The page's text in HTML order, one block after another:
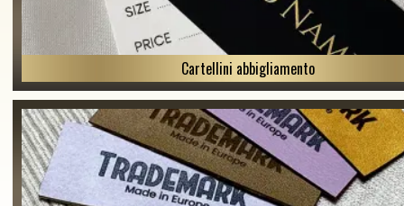
Cartellini abbigliamento